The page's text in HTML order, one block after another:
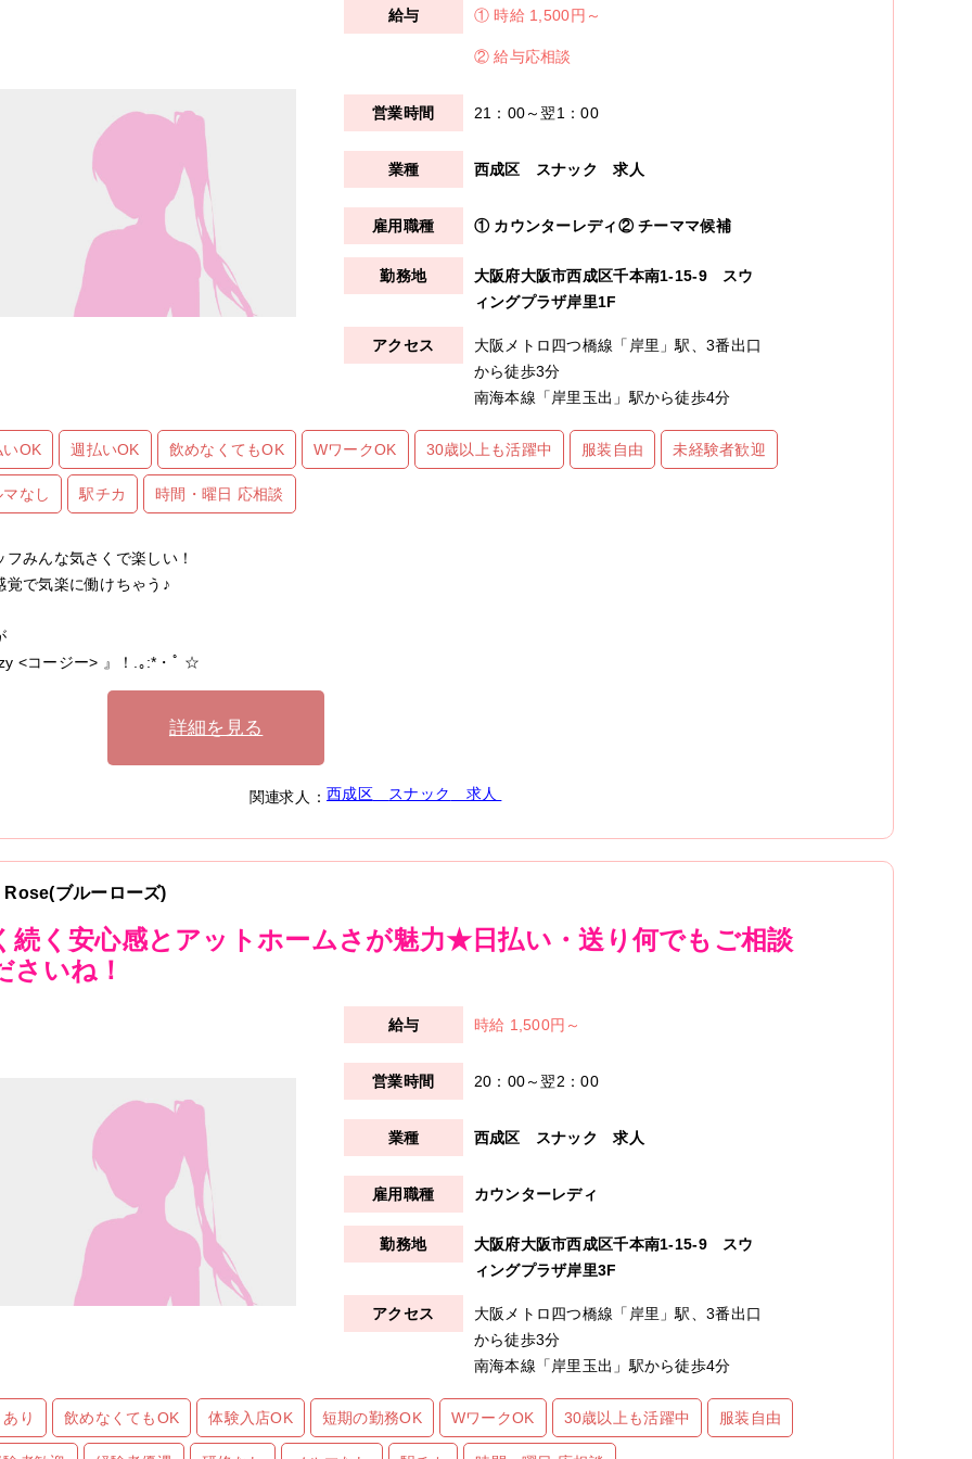
① 時給 1,500円～
②給与応相談
21：00～翌1：00
西成区 スナック 求人
① カウンターレディ②チーママ候補
大阪府大阪市西成区千本南1-15-9 スウ
ィングプラザ岸里1F
大阪メトロ四つ橋線「岸里」駅、3番出口
から徒歩3分
南海本線「岸里玉出」駅から徒歩4分
いOK 週払いOK 飲めなくてもOK WワークOK 30歳以上も活躍中 服装自由 未経験者歓迎
なし 駅チカ 時間・曜日 応相談
フみんな気さくで楽しい！
覚で気楽に働けちゃう♪
<コージー> 』！.｡:*・ﾟ ☆
詳細を見る
関連求人：西成区 スナック 求人
ブルーローズ)
続く安心感とアットホームさが魅力★日払い・送り何でもご相談
さいね！
時給 1,500円～
20：00～翌2：00
西成区 スナック 求人
カウンターレディ
大阪府大阪市西成区千本南1-15-9 スウ
ィングプラザ岸里3F
大阪メトロ四つ橋線「岸里」駅、3番出口
から徒歩3分
南海本線「岸里玉出」駅から徒歩4分
り 飲めなくてもOK 体験入店OK 短期の勤務OK WワークOK 30歳以上も活躍中 服装自由